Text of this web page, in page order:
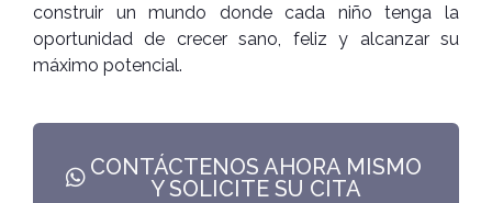
construir un mundo donde cada niño tenga la
oportunidad de crecer sano, feliz y alcanzar su
máximo potencial.
CONTÁCTENOS AHORA MISMO
Y SOLICITE SU CITA